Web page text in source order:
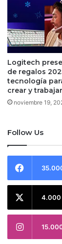
Logitech
de regalos
tecnología
crear y
noviembre 19,
Follow Us
4.000